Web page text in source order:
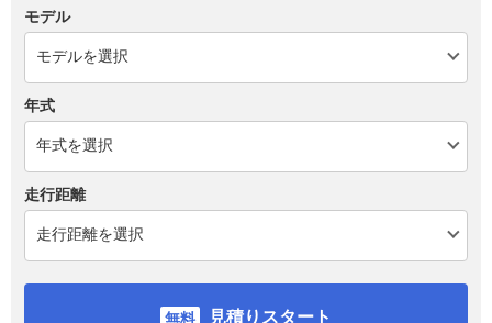
モデル
年式
走行距離
見積りスタート